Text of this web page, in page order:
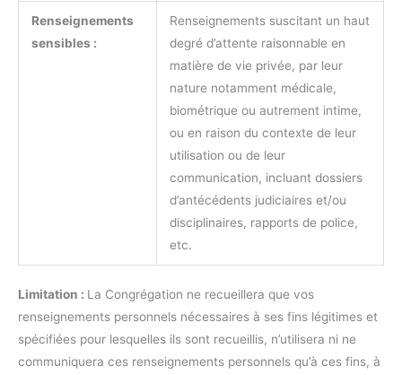
Renseignements
sensibles :
Renseignements suscitant un haut
degré d’attente raisonnable en
matière de vie privée, par leur
nature notamment médicale,
biométrique ou autrement intime,
ou en raison du contexte de leur
utilisation ou de leur
communication, incluant dossiers
d’antécédents judiciaires et/ou
disciplinaires, rapports de police,
etc.
Limitation : La Congrégation ne recueillera que vos
renseignements personnels nécessaires à ses fins légitimes et
spécifiées pour lesquelles ils sont recueillis, n’utilisera ni ne
communiquera ces renseignements personnels qu’à ces fins, à